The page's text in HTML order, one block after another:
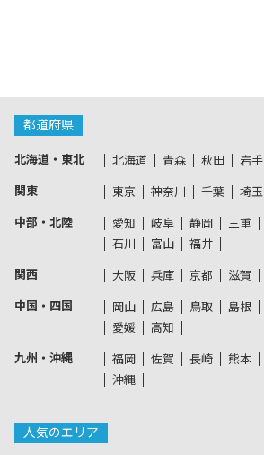
都道府県
北海道・東北 北海道 青森 秋田 岩手
関東 東京 神奈川 千葉 埼玉
中部・北陸 愛知 岐阜 静岡 三重
石川
富山 福井
関西 大阪 兵庫 京都 滋賀
中国・四国 岡山 広島 鳥取 島根
愛媛
高知
九州・沖縄 福岡 佐賀 長崎 熊本
沖縄
人気のエリア